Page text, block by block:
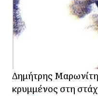
Δημήτρης
κρυμμένος στη